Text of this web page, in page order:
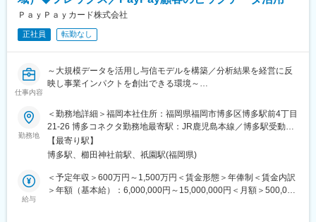
を導く非常に重要なポジションです
やPayPayが保有する膨大なデータとの紐づけを行った分析も可能
・データを用いたマーケティング活動は現在も実施しています
が、すべてのデータを活用できている状態ではなく、その人次第
境です
■募集背景：
当社はPayPayグループにおいて成長の中核を担う、クレジットカ
す。事業の拡大に合わせて、データ分析の重要性も上がってきて
いる中、当社のマーケティング領域においては大量に存在する顧
ＰａｙＰａｙカード株式会社
正社員 転勤なし
仕事内容
～大規模データを活用し与信モデルを構築／分析結果を経営に反
映し事業インパクトを創出できる環境～
与信領域の部門において、統計的手法や機械学習的手法を使った
高度な分析を行い、分析した結果を業務適応していただきます。
※グループ企業であるPayPayのメンバーや社内の現場メンバーと
協業し、与信領域に特化した案件を複数ご担当いただきます。
■組織・チーム紹介：
審査企画本部は、データとデジタルテクノロジーによってサービ
勤務地
＜勤務地詳細＞福岡本社住所：福岡県福岡市博多区博多駅前4丁目
21-26 博多コネクタ勤務地最寄駅：JR鹿児島本線／博多駅受動喫
煙対策：屋内喫煙可能場所あり変更の範囲：会社の定める事業所
（リモートワーク含む）
【最寄り駅】
博多駅、櫛田神社前駅、祇園駅(福岡県)
給与
＜予定年収＞600万円～1,500万円＜賃金形態＞年俸制＜賃金内訳
＞年額（基本給）：6,000,000円～15,000,000円＜月額＞500,000